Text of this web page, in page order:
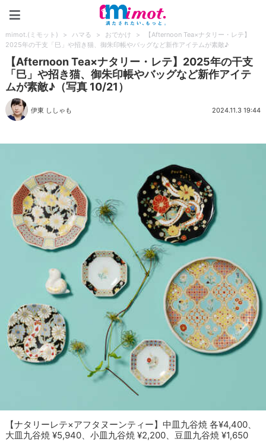
mimot.(ミモット) > ハマる > おでかけ >
【Afternoon Tea×ナタリー・レテ】
2025年の干支「巳」や招き猫、御朱印帳やバッグなど新作アイテムが素敵♪
【Afternoon Tea×ナタリー・レテ】2025年の干支
「巳」や招き猫、御朱印帳やバッグなど新作アイテ
ムが素敵♪（写真 10/21）
伊東 ししゃも 2024.11.3 19:44
【ナタリーレテ×アフタヌーンティー】中皿九谷焼 各¥4,400、
大皿九谷焼 ¥5,940、小皿九谷焼 ¥2,200、豆皿九谷焼 ¥1,650